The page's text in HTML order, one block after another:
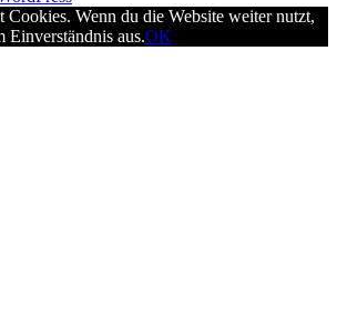
Cookies. Wenn du die Website weiter nutzt,
Einverständnis aus.OK